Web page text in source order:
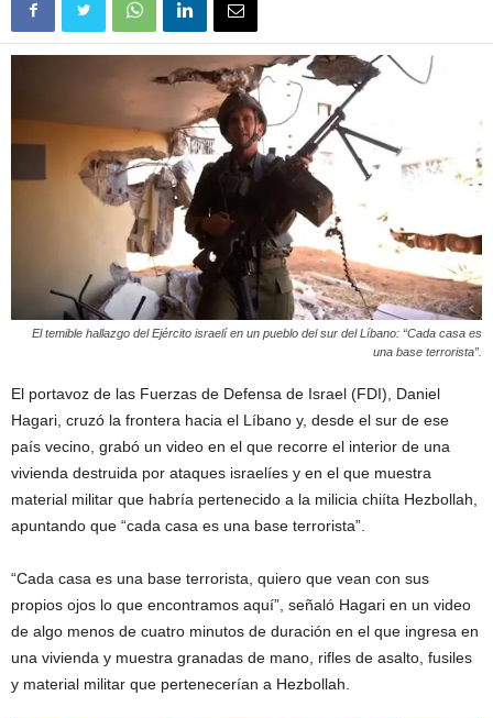
El temible hallazgo del Ejército israelí en un pueblo del sur del Líbano: “Cada casa es
una base terrorista”.
El portavoz de las Fuerzas de Defensa de Israel (FDI), Daniel
Hagari, cruzó la frontera hacia el Líbano y, desde el sur de ese
país vecino, grabó un video en el que recorre el interior de una
vivienda destruida por ataques israelíes y en el que muestra
material militar que habría pertenecido a la milicia chiíta Hezbollah,
apuntando que “cada casa es una base terrorista”.
“Cada casa es una base terrorista, quiero que vean con sus
propios ojos lo que encontramos aquí”, señaló Hagari en un video
de algo menos de cuatro minutos de duración en el que ingresa en
una vivienda y muestra granadas de mano, rifles de asalto, fusiles
y material militar que pertenecerían a Hezbollah.